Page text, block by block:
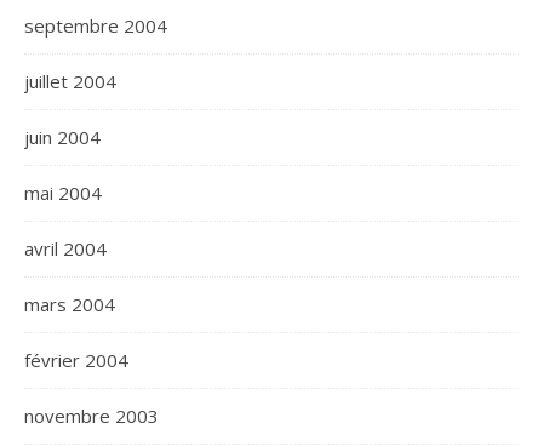
septembre 2004
juillet 2004
juin 2004
mai 2004
avril 2004
mars 2004
février 2004
novembre 2003